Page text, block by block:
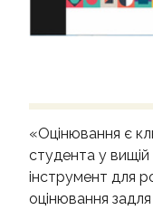
«Оцінювання є
студента у вищій
інструмент для
оцінювання